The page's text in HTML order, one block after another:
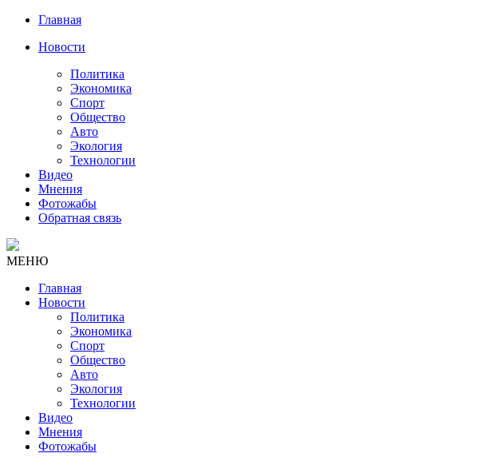
Главная
Новости
Политика
Экономика
Спорт
Общество
Авто
Экология
Технологии
Видео
Мнения
Фотожабы
Обратная связь
МЕНЮ
Главная
Новости
Политика
Экономика
Спорт
Общество
Авто
Экология
Технологии
Видео
Мнения
Фотожабы